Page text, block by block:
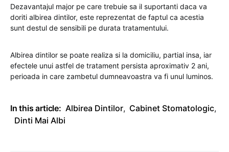
Dezavantajul major pe care trebuie sa il suportanti daca va
doriti albirea dintilor, este reprezentat de faptul ca acestia
sunt destul de sensibili pe durata tratamentului.
Albirea dintilor se poate realiza si la domiciliu, partial insa, iar
efectele unui astfel de tratament persista aproximativ 2 ani,
perioada in care zambetul dumneavoastra va fi unul luminos.
In this article: Albirea Dintilor, Cabinet Stomatologic,
Dinti Mai Albi